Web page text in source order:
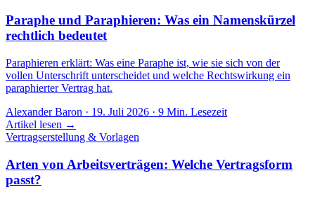
Paraphe und Paraphieren: Was ein Namenskürzel
rechtlich bedeutet
Paraphieren erklärt: Was eine Paraphe ist, wie sie sich von der
vollen Unterschrift unterscheidet und welche Rechtswirkung ein
paraphierter Vertrag hat.
Alexander Baron · 19. Juli 2026 · 9 Min. Lesezeit
Artikel lesen →
Vertragserstellung & Vorlagen
Arten von Arbeitsverträgen: Welche Vertragsform
passt?